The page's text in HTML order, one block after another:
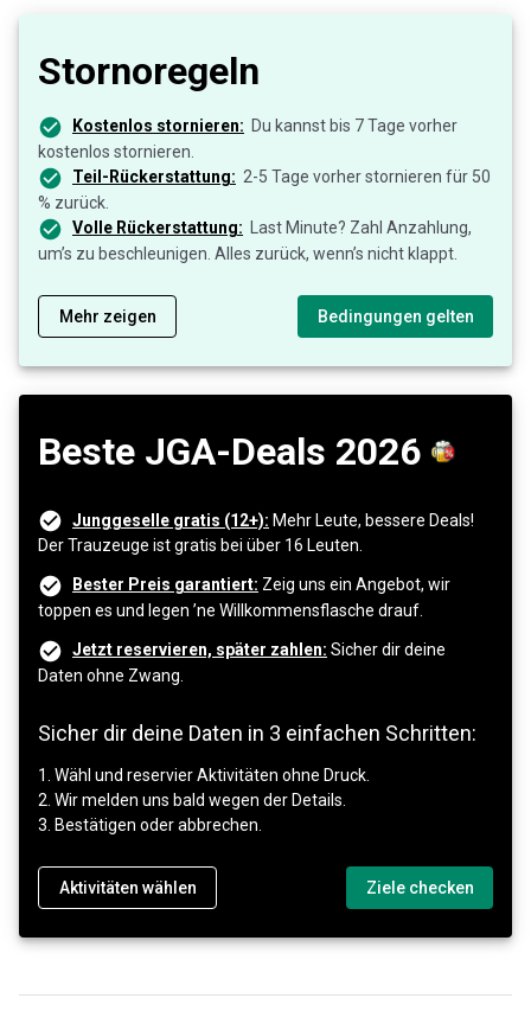
Stornoregeln
Kostenlos stornieren: Du kannst bis 7 Tage vorher
kostenlos stornieren.
Teil-Rückerstattung: 2-5 Tage vorher stornieren für 50
% zurück.
Volle Rückerstattung:
Last Minute? Zahl Anzahlung,
um’s zu beschleunigen. Alles zurück, wenn’s nicht klappt.
Mehr zeigen Bedingungen gelten
Beste JGA-Deals 2026
Junggeselle gratis (12+): Mehr Leute, bessere Deals!
Der Trauzeuge ist gratis bei über 16 Leuten.
Bester Preis garantiert: Zeig uns ein Angebot, wir
toppen es und legen ’ne Willkommensflasche drauf.
Jetzt reservieren, später zahlen: Sicher dir deine
Daten ohne Zwang.
Sicher dir deine Daten in 3 einfachen Schritten:
1. Wähl und reservier Aktivitäten ohne Druck.
2. Wir melden uns bald wegen der Details.
3. Bestätigen oder abbrechen.
Aktivitäten wählen Ziele checken